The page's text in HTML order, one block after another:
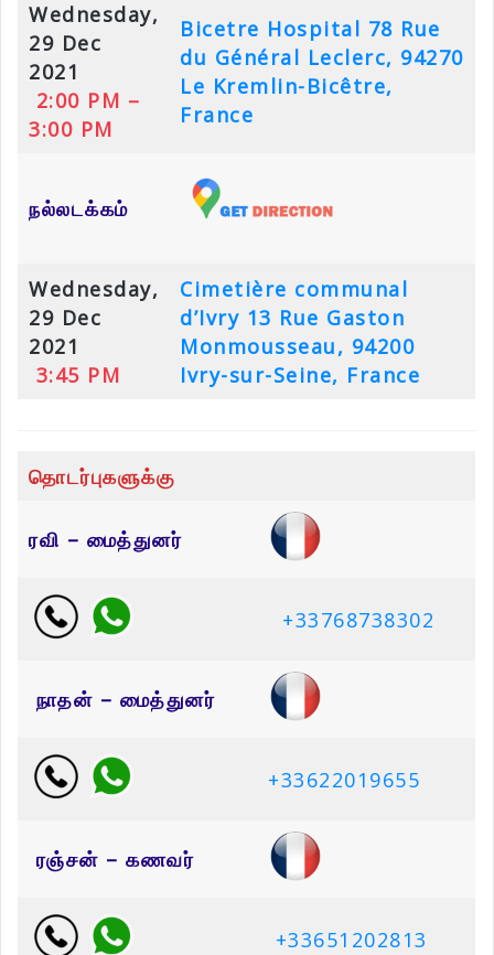
Wednesday,
29 Dec
2021
2:00 PM –
3:00 PM
Bicetre Hospital 78 Rue
du Général Leclerc, 94270
Le Kremlin-Bicêtre,
France
நல்லடக்கம்
Wednesday,
29 Dec
2021
3:45 PM
Cimetière communal
d’Ivry 13 Rue Gaston
Monmousseau, 94200
Ivry-sur-Seine, France
தொடர்புகளுக்கு
ரவி – மைத்துனர்
+33768738302
நாதன் – மைத்துனர்
+33622019655
ரஞ்சன் – கணவர்
+33651202813